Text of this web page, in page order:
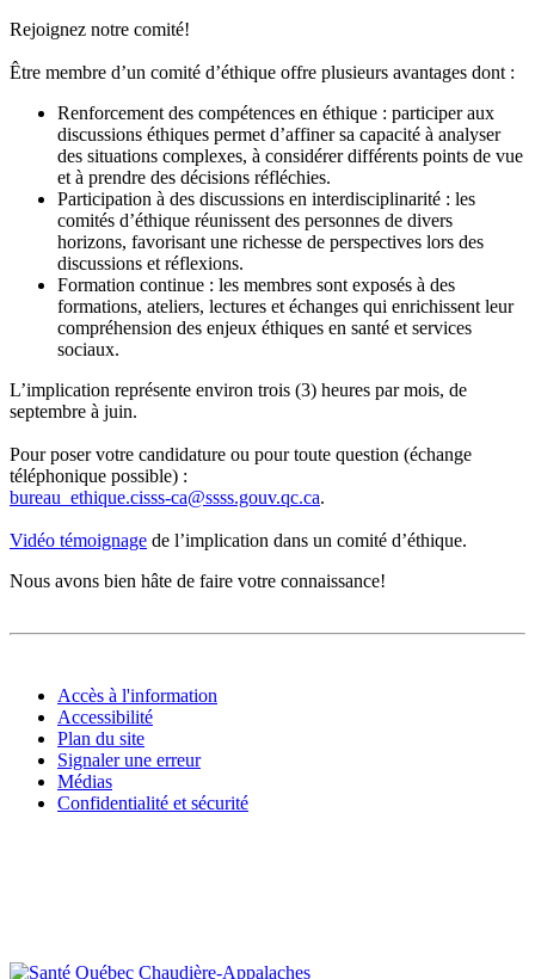
Rejoignez notre comité!
Être membre d’un comité d’éthique offre plusieurs avantages dont :
Renforcement des compétences en éthique : participer aux
discussions éthiques permet d’affiner sa capacité à analyser
des situations complexes, à considérer différents points de vue
et à prendre des décisions réfléchies.
Participation à des discussions en interdisciplinarité : les
comités d’éthique réunissent des personnes de divers
horizons, favorisant une richesse de perspectives lors des
discussions et réflexions.
Formation continue : les membres sont exposés à des
formations, ateliers, lectures et échanges qui enrichissent leur
compréhension des enjeux éthiques en santé et services
sociaux.
L’implication représente environ trois (3) heures par mois, de
septembre à juin.
Pour poser votre candidature ou pour toute question (échange
téléphonique possible) :
bureau_ethique.cisss-ca@ssss.gouv.qc.ca.
Vidéo témoignage de l’implication dans un comité d’éthique.
Nous avons bien hâte de faire votre connaissance!
Accès à l'information
Accessibilité
Plan du site
Signaler une erreur
Médias
Confidentialité et sécurité